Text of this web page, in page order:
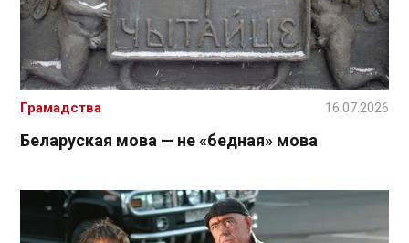
Беларуская мова — не «бедная» мова
Грамадства 16.07.2026